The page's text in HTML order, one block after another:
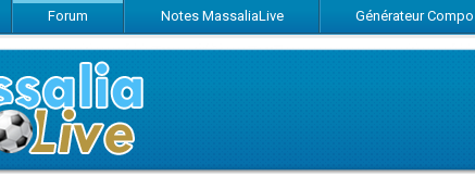
Forum Notes MassaliaLive Générateur Compo